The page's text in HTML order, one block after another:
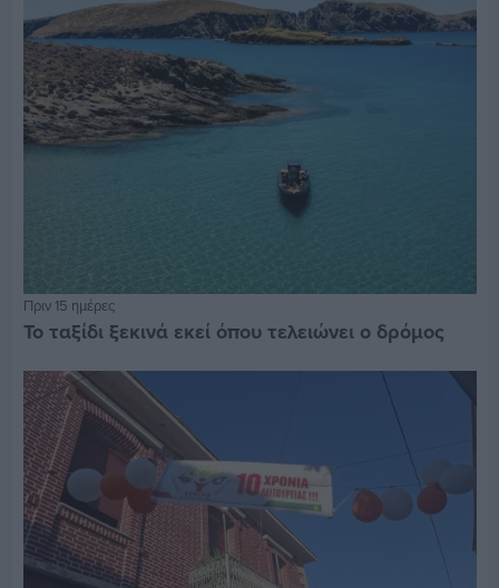
Πριν 15 ημέρες
Το ταξίδι ξεκινά εκεί όπου τελειώνει ο δρόμος